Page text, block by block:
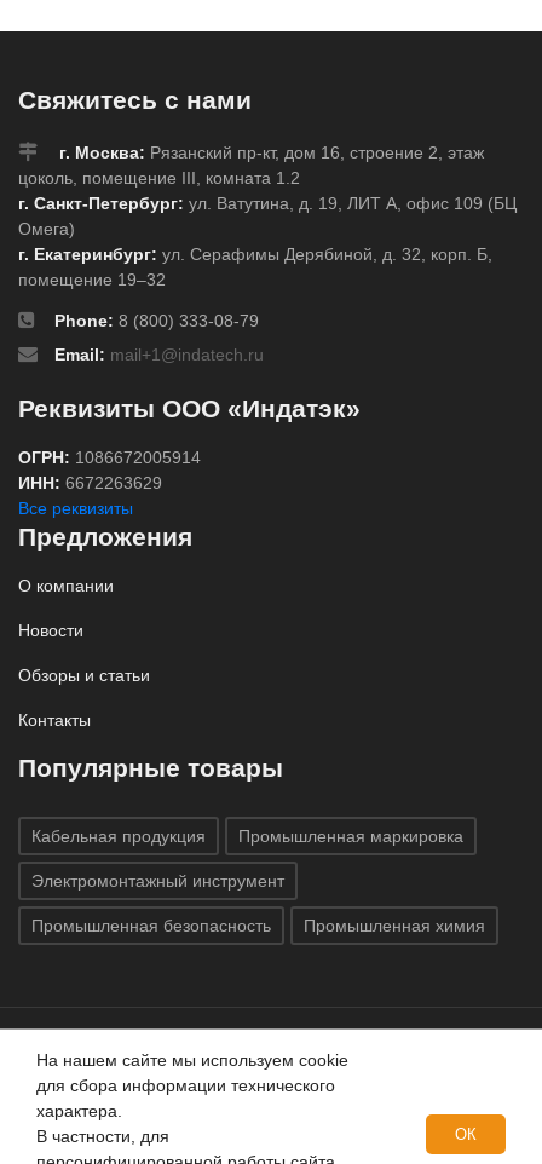
Свяжитесь с нами
г. Москва: Рязанский пр-кт, дом 16, строение 2, этаж
цоколь, помещение III, комната 1.2
г. Санкт-Петербург: ул. Ватутина, д. 19, ЛИТ А, офис 109 (БЦ
Омега)
г. Екатеринбург: ул. Серафимы Дерябиной, д. 32, корп. Б,
помещение 19–32
Phone: 8 (800) 333-08-79
Email: mail+1@indatech.ru
Реквизиты ООО «Индатэк»
ОГРН: 1086672005914
ИНН: 6672263629
Все реквизиты
Предложения
О компании
Новости
Обзоры и статьи
Контакты
Популярные товары
Кабельная продукция Промышленная маркировка
Электромонтажный инструмент
Промышленная безопасность Промышленная химия
Все права защищены © 2020 ГК «Индатэк»
защищены.Использование материалов с сайта запрещено.
Данный сайт не является публичной офертой, определяемой
положениями статей 437 (2) ГК РФ.
На нашем сайте мы используем cookie
для сбора информации технического
характера.
В частности, для
ОК